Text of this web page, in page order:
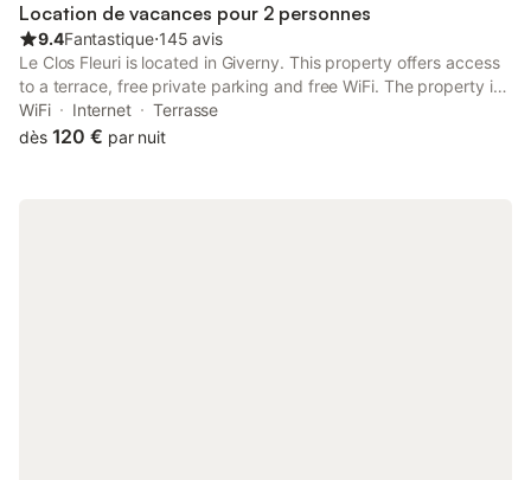
Location de vacances pour 2 personnes
9.4Fantastique⋅145 avis
Le Clos Fleuri is located in Giverny. This property offers access
to a terrace, free private parking and free WiFi. The property is
non-smoking and is situated 37 km from Le CADRAN. Towels
and bed linen are available in the bed and breakfast.
WiFi Internet
Terrasse
dès 120 € par nuit